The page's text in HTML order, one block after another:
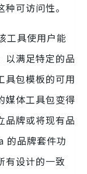
可访问性。
工具使用户能
以满足特定的品
具包模板的可用
媒体工具包变得
品牌或将现有品
的品牌套件功
有设计的一致